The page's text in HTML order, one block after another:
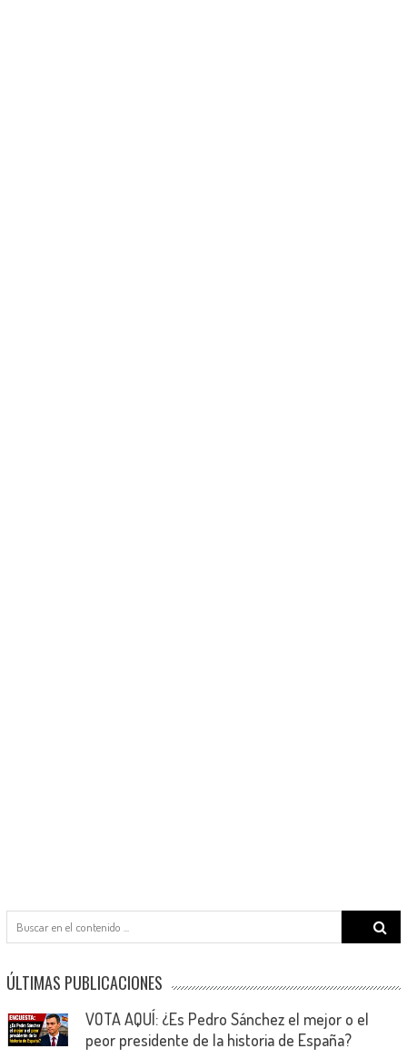
Search
ÚLTIMAS PUBLICACIONES
VOTA AQUÍ: ¿Es Pedro Sánchez el mejor o el
peor presidente de la historia de España?